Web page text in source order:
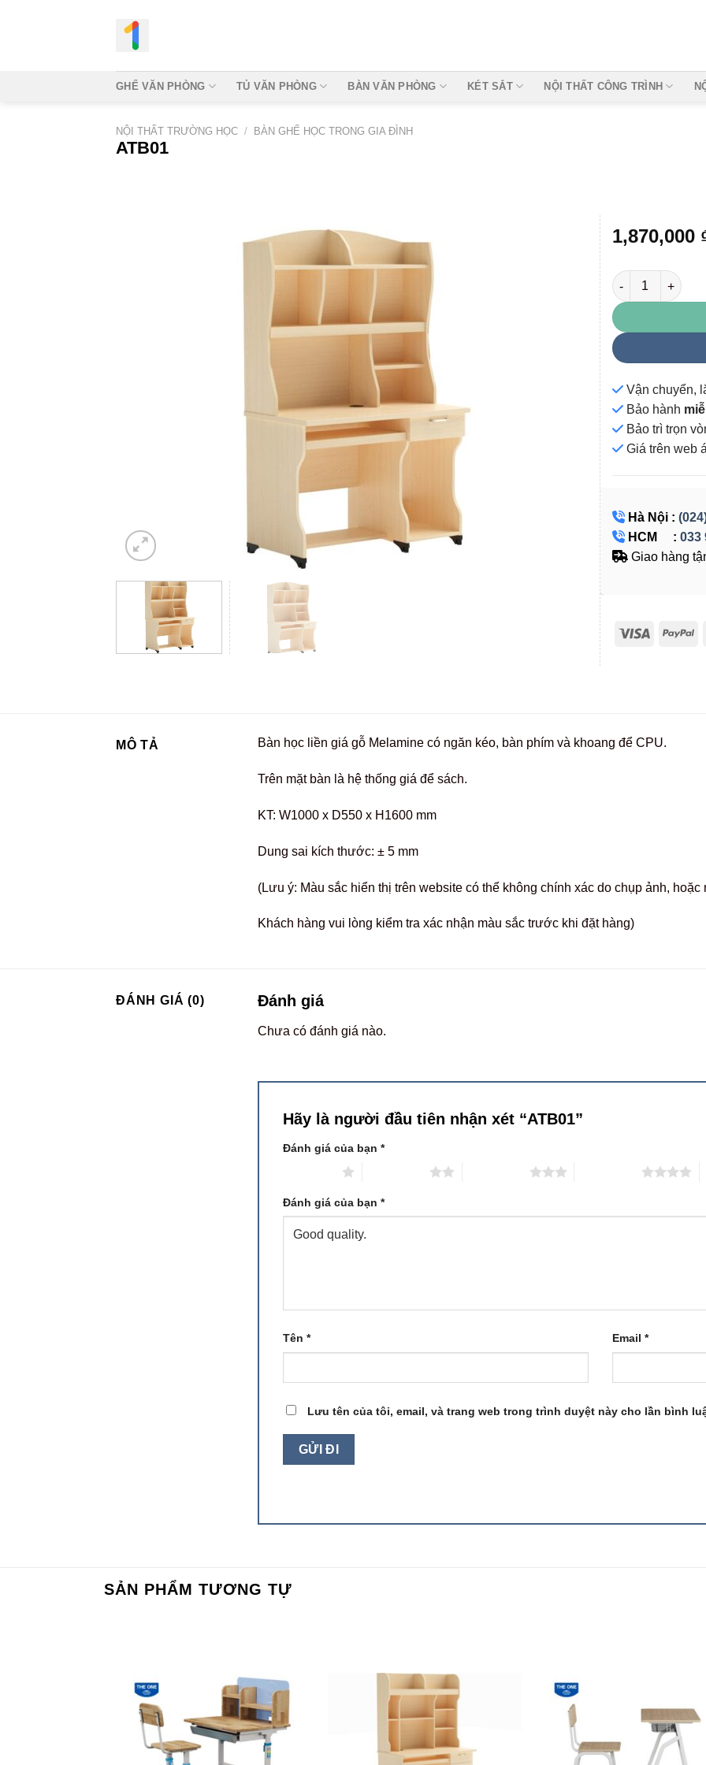
GHẾ VĂN PHÒNG TỦ VĂN PHÒNG BÀN VĂN PHÒNG KÉT SẮT NỘI THẤT CÔNG TRÌNH
NỘI THẤT TRƯỜNG HỌC / BÀN GHẾ HỌC TRONG GIA ĐÌNH
ATB01
1,870,000
ATB01 số lượng
Vận chuyển,
Bảo hành
Bảo trì trọn
Giá trên web
Hà Nội :
HCM : 033
Giao hàng
MÔ TẢ Bàn học liền giá gỗ Melamine có ngăn kéo, bàn phím và khoang để CPU.
Trên mặt bàn là hệ thống giá để sách.
KT: W1000 x D550 x H1600 mm
Dung sai kích thước: ± 5 mm
(Lưu ý: Màu sắc hiển thị trên website có thể không chính xác do chụp ảnh, hoặc
Khách hàng vui lòng kiểm tra xác nhận màu sắc trước khi đặt hàng)
ĐÁNH GIÁ (0) Đánh giá
Chưa có đánh giá nào.
Hãy là người đầu tiên nhận xét “ATB01”
Đánh giá của bạn *
Đánh giá của bạn *
Tên * Email *
Lưu tên của tôi, email, và trang web trong trình duyệt này cho lần bình
SẢN PHẨM TƯƠNG TỰ
Add to
wishlist